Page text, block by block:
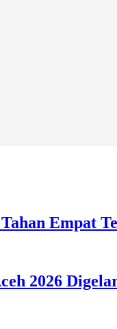
Empat
2026